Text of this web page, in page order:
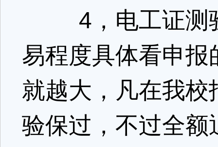
4，电工证测验
易程度具体看申
就越大，凡在我
验保过，不过全